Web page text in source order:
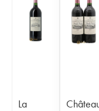
La